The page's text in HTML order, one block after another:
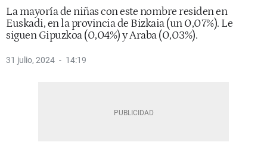
La mayoría de niñas con este nombre residen en
Euskadi, en la provincia de Bizkaia (un 0,07%). Le
siguen Gipuzkoa (0,04%) y Araba (0,03%).
31 julio, 2024 14:19